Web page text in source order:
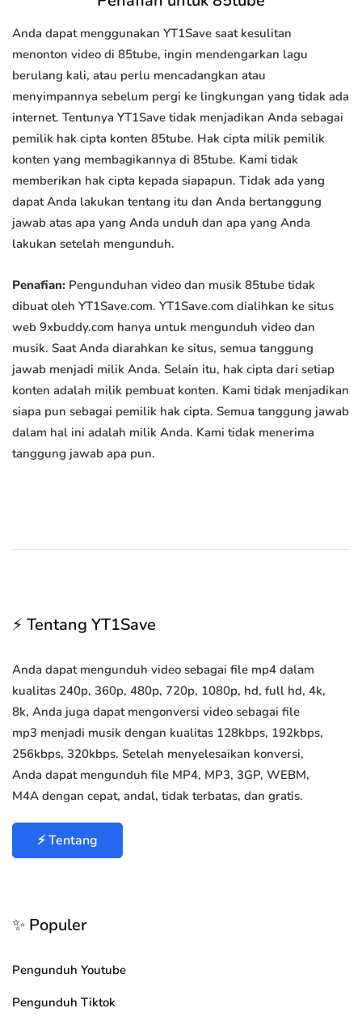
Anda dapat menggunakan YT1Save saat kesulitan
menonton video di 85tube, ingin mendengarkan lagu
berulang kali, atau perlu mencadangkan atau
menyimpannya sebelum pergi ke lingkungan yang tidak ada
internet. Tentunya YT1Save tidak menjadikan Anda sebagai
pemilik hak cipta konten 85tube. Hak cipta milik pemilik
konten yang membagikannya di 85tube. Kami tidak
memberikan hak cipta kepada siapapun. Tidak ada yang
dapat Anda lakukan tentang itu dan Anda bertanggung
jawab atas apa yang Anda unduh dan apa yang Anda
lakukan setelah mengunduh.
Penafian: Pengunduhan video dan musik 85tube tidak
dibuat oleh YT1Save.com. YT1Save.com dialihkan ke situs
web 9xbuddy.com hanya untuk mengunduh video dan
musik. Saat Anda diarahkan ke situs, semua tanggung
jawab menjadi milik Anda. Selain itu, hak cipta dari setiap
konten adalah milik pembuat konten. Kami tidak menjadikan
siapa pun sebagai pemilik hak cipta. Semua tanggung jawab
dalam hal ini adalah milik Anda. Kami tidak menerima
tanggung jawab apa pun.
⚡ Tentang YT1Save
Anda dapat mengunduh video sebagai file mp4 dalam
kualitas 240p, 360p, 480p, 720p, 1080p, hd, full hd, 4k,
8k, Anda juga dapat mengonversi video sebagai file
mp3 menjadi musik dengan kualitas 128kbps, 192kbps,
256kbps, 320kbps. Setelah menyelesaikan konversi,
Anda dapat mengunduh file MP4, MP3, 3GP, WEBM,
M4A dengan cepat, andal, tidak terbatas, dan gratis.
⚡ Tentang
✨ Populer
Pengunduh Youtube
Pengunduh Tiktok